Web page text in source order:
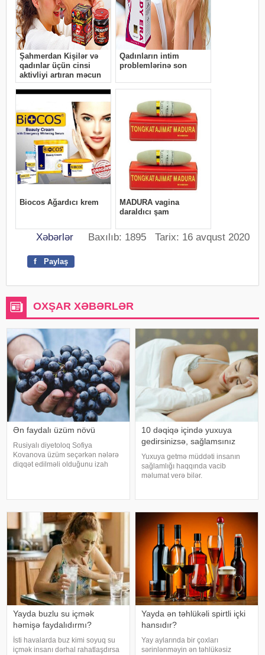
Xəbərlər Baxılıb: 1895 Tarix: 16 avqust 2020
f Paylaş
OXŞAR XƏBƏRLƏR
Ən faydalı üzüm növü
Rusiyalı diyetoloq Sofiya
Kovanova üzüm seçərkən nələrə
diqqət edilməli olduğunu izah
rəngdə olan üzüm sortlar
10 dəqiqə içində yuxuya
gedirsinizsə, sağlamsınız
Yuxuya getmə müddəti insanın
sağlamlığı haqqında vacib
məlumat verə bilər.
üzrə mütəxəssis Mişel Drerupun
sözlərinə görə
Yayda buzlu su içmək
həmişə faydalıdırmı?
İsti havalarda buz kimi soyuq su
içmək insanı dərhal rahatlaşdırsa
Yayda ən təhlükəli spirtli içki
hansıdır?
Yay aylarında bir çoxları
sərinlənməyin ən təhlükəsiz